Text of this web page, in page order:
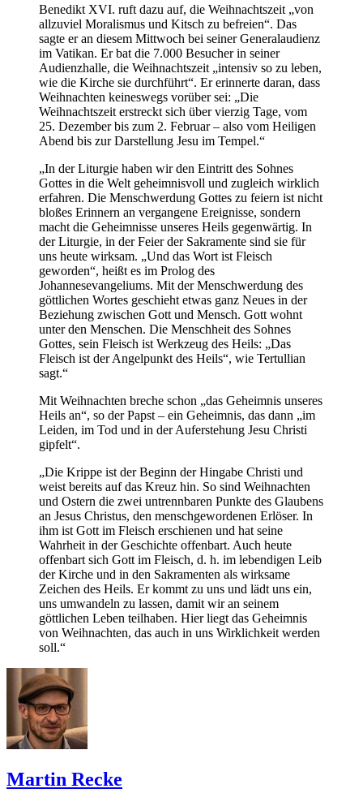
Benedikt XVI. ruft dazu auf, die Weihnachtszeit „von
allzuviel Moralismus und Kitsch zu befreien“. Das
sagte er an diesem Mittwoch bei seiner Generalaudienz
im Vatikan. Er bat die 7.000 Besucher in seiner
Audienzhalle, die Weihnachtszeit „intensiv so zu leben,
wie die Kirche sie durchführt“. Er erinnerte daran, dass
Weihnachten keineswegs vorüber sei: „Die
Weihnachtszeit erstreckt sich über vierzig Tage, vom
25. Dezember bis zum 2. Februar – also vom Heiligen
Abend bis zur Darstellung Jesu im Tempel.“
„In der Liturgie haben wir den Eintritt des Sohnes
Gottes in die Welt geheimnisvoll und zugleich wirklich
erfahren. Die Menschwerdung Gottes zu feiern ist nicht
bloßes Erinnern an vergangene Ereignisse, sondern
macht die Geheimnisse unseres Heils gegenwärtig. In
der Liturgie, in der Feier der Sakramente sind sie für
uns heute wirksam. „Und das Wort ist Fleisch
geworden“, heißt es im Prolog des
Johannesevangeliums. Mit der Menschwerdung des
göttlichen Wortes geschieht etwas ganz Neues in der
Beziehung zwischen Gott und Mensch. Gott wohnt
unter den Menschen. Die Menschheit des Sohnes
Gottes, sein Fleisch ist Werkzeug des Heils: „Das
Fleisch ist der Angelpunkt des Heils“, wie Tertullian
sagt.“
Mit Weihnachten breche schon „das Geheimnis unseres
Heils an“, so der Papst – ein Geheimnis, das dann „im
Leiden, im Tod und in der Auferstehung Jesu Christi
gipfelt“.
„Die Krippe ist der Beginn der Hingabe Christi und
weist bereits auf das Kreuz hin. So sind Weihnachten
und Ostern die zwei untrennbaren Punkte des Glaubens
an Jesus Christus, den menschgewordenen Erlöser. In
ihm ist Gott im Fleisch erschienen und hat seine
Wahrheit in der Geschichte offenbart. Auch heute
offenbart sich Gott im Fleisch, d. h. im lebendigen Leib
der Kirche und in den Sakramenten als wirksame
Zeichen des Heils. Er kommt zu uns und lädt uns ein,
uns umwandeln zu lassen, damit wir an seinem
göttlichen Leben teilhaben. Hier liegt das Geheimnis
von Weihnachten, das auch in uns Wirklichkeit werden
soll.“
Martin Recke